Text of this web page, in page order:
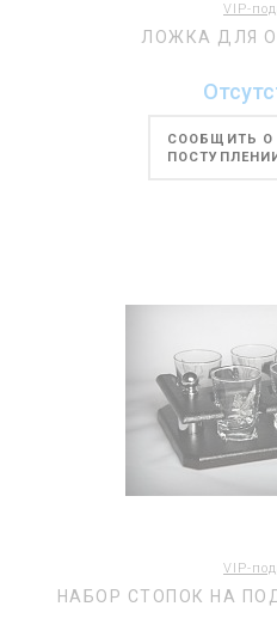
VIP-
ЛОЖКА ДЛЯ
СООБЩИТЬ О
VIP-
НАБОР СТОПОК НА